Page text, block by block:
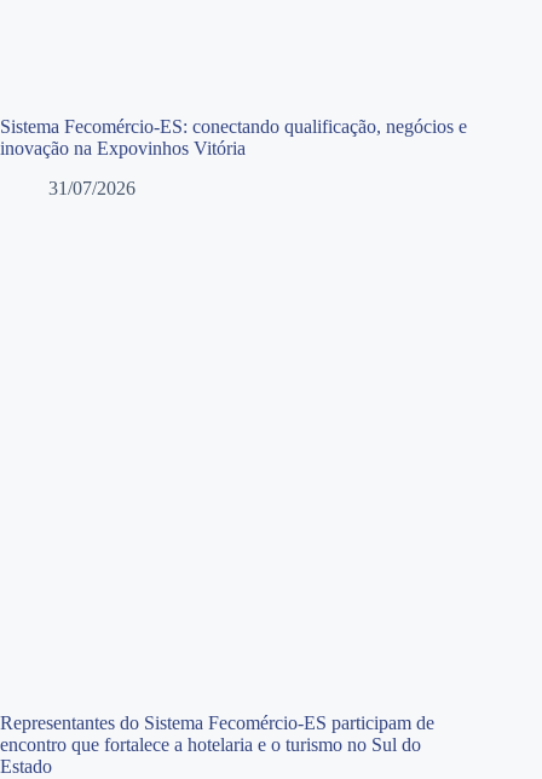
Sistema Fecomércio-ES: conectando qualificação, negócios e
inovação na Expovinhos Vitória
31/07/2026
Representantes do Sistema Fecomércio-ES participam de
encontro que fortalece a hotelaria e o turismo no Sul do
Estado